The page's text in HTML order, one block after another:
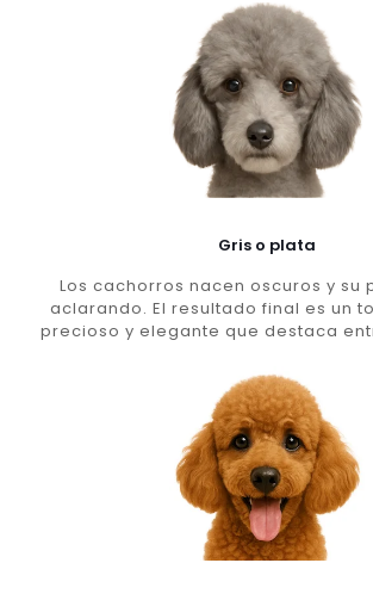
Gris o plata
Los cachorros nacen oscuros y su
aclarando. El resultado final es un
precioso y elegante que destaca